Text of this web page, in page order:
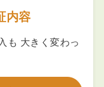
内容
も 大きく変わっ